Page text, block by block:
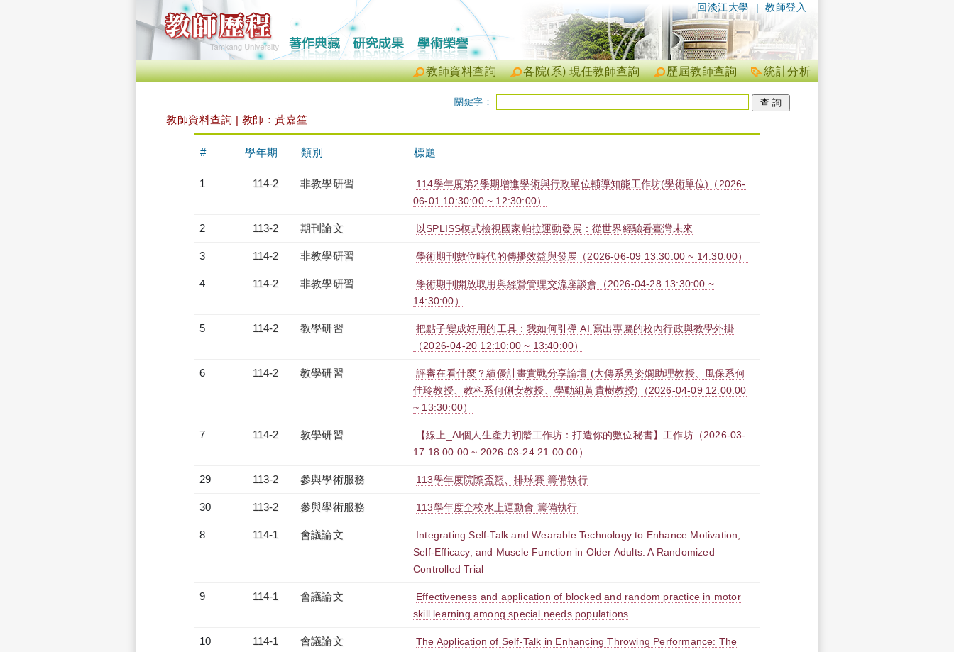
| 教師登入
回淡江大學
統計分析
歷屆教師查詢
各院(系) 現任教師查詢
教師資料查詢
關鍵字：
教師資料查詢 | 教師：黃嘉笙
# 學年期 類別 標題
1 114-2 非教學研習
114學年度第2學期增進學術與行政單位輔導知能工作坊(學術單位)（2026-
06-01 10:30:00 ~ 12:30:00）
2 113-2 期刊論文 以SPLISS模式檢視國家帕拉運動發展：從世界經驗看臺灣未來
3 114-2 非教學研習 學術期刊數位時代的傳播效益與發展（2026-06-09 13:30:00 ~ 14:30:00）
4 114-2 非教學研習
學術期刊開放取用與經營管理交流座談會（2026-04-28 13:30:00 ~
14:30:00）
5 114-2 教學研習
把點子變成好用的工具：我如何引導 AI 寫出專屬的校內行政與教學外掛
（2026-04-20 12:10:00 ~ 13:40:00）
6 114-2 教學研習
評審在看什麼？績優計畫實戰分享論壇 (大傳系吳姿嫻助理教授、風保系何
佳玲教授、教科系何俐安教授、學動組黃貴樹教授)（2026-04-09 12:00:00
~ 13:30:00）
7 114-2 教學研習
【線上_AI個人生產力初階工作坊：打造你的數位秘書】工作坊（2026-03-
17 18:00:00 ~ 2026-03-24 21:00:00）
29 113-2 參與學術服務 113學年度院際盃籃、排球賽 籌備執行
30 113-2 參與學術服務 113學年度全校水上運動會 籌備執行
8 114-1 會議論文
Integrating Self-Talk and Wearable Technology to Enhance Motivation,
Self-Efficacy, and Muscle Function in Older Adults: A Randomized
Controlled Trial
9 114-1 會議論文
Effectiveness and application of blocked and random practice in motor
skill learning among special needs populations
10 114-1 會議論文
The Application of Self-Talk in Enhancing Throwing Performance: The